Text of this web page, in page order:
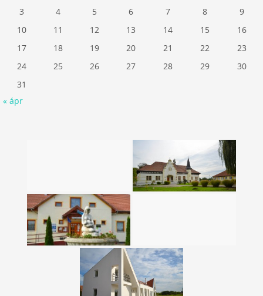
3
4 5 6 7 8
9
10
11 12 13 14 15
16
17
18 19 20 21 22
23
24
25 26 27 28 29
30
31
« ápr